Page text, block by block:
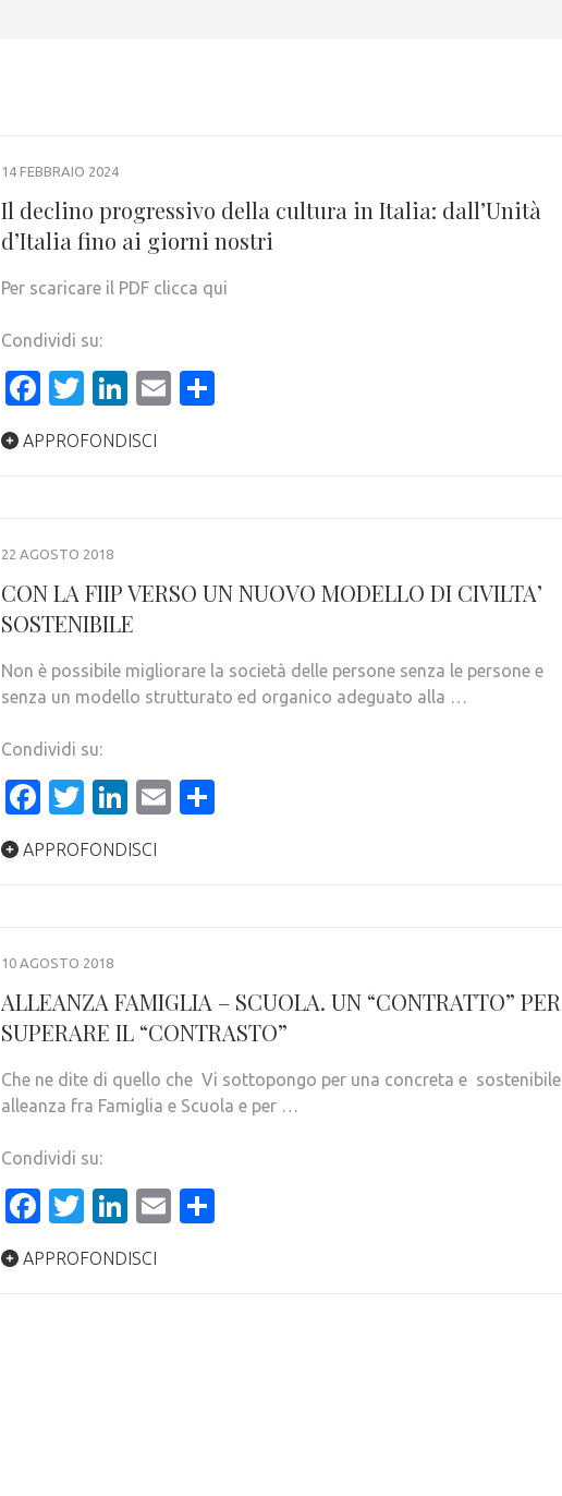
14 FEBBRAIO 2024
Il declino progressivo della cultura in Italia: dall’Unità
d’Italia fino ai giorni nostri
Per scaricare il PDF clicca qui
Condividi su:
Facebook
Twitter
LinkedIn
Email
APPROFONDISCI
22 AGOSTO 2018
CON LA FIIP VERSO UN NUOVO MODELLO DI CIVILTA’
SOSTENIBILE
Non è possibile migliorare la società delle persone senza le persone e
senza un modello strutturato ed organico adeguato alla …
Condividi su:
Facebook
Twitter
LinkedIn
Email
APPROFONDISCI
10 AGOSTO 2018
ALLEANZA FAMIGLIA – SCUOLA. UN “CONTRATTO” PER
SUPERARE IL “CONTRASTO”
Che ne dite di quello che Vi sottopongo per una concreta e sostenibile
alleanza fra Famiglia e Scuola e per …
Condividi su:
Facebook
Twitter
LinkedIn
Email
APPROFONDISCI